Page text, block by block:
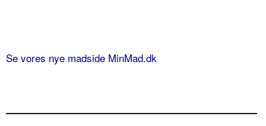
Se vores nye madside MinMad.dk